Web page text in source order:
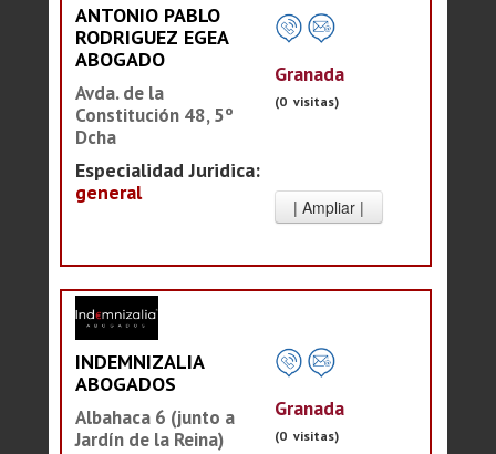
ANTONIO PABLO
RODRIGUEZ EGEA
ABOGADO
Avda. de la
Constitución 48, 5º
Dcha
Especialidad Juridica:
general
Granada
(0 visitas)
INDEMNIZALIA
ABOGADOS
Albahaca 6 (junto a
Jardín de la Reina)
Granada
(0 visitas)